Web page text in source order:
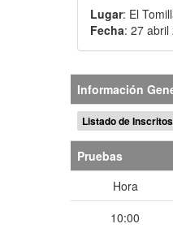
Lugar: El
Fecha: 27 abril
Información
Listado de Inscritos
Pruebas
Hora
10:00